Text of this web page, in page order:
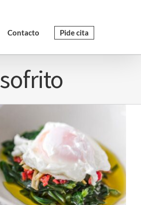
Contacto Pide cita
sofrito